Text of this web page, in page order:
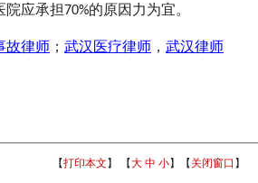
院应承担70%的原因力为宜。
故律师 ； 武汉医疗律师 ， 武汉律师
【打印本文 】 【大 中 小】【 关闭窗口 】